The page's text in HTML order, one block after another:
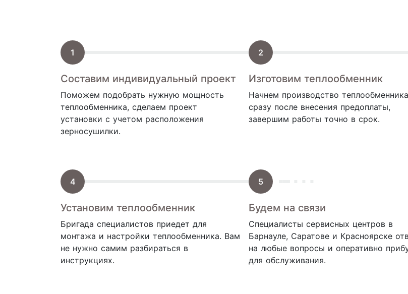
Составим индивидуальный проект
Поможем подобрать нужную мощность
теплообменника, сделаем проект
установки с учетом расположения
зерносушилки.
Изготовим теплообменник
Начнем производство теплообменника
сразу после внесения предоплаты,
завершим работы точно в срок.
Установим теплообменник
Бригада специалистов приедет для
монтажа и настройки теплообменника. Вам
не нужно самим разбираться в
инструкциях.
Будем на связи
Специалисты сервисных центров в
Барнауле, Саратове и Красноярске
на любые вопросы и оперативно
для обслуживания.